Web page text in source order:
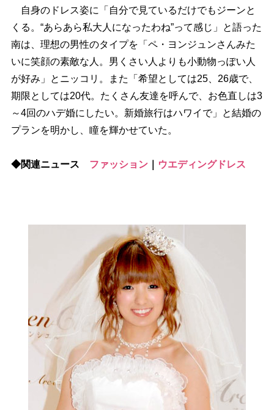
自身のドレス姿に「自分で見ているだけでもジーンと
くる。“あらあら私大人になったわね”って感じ」と語った
南は、理想の男性のタイプを「ペ・ヨンジュンさんみた
いに笑顔の素敵な人。男くさい人よりも小動物っぽい人
が好み」とニッコリ。また「希望としては25、26歳で、
期限としては20代。たくさん友達を呼んで、お色直しは3
～4回のハデ婚にしたい。新婚旅行はハワイで」と結婚の
プランを明かし、瞳を輝かせていた。
◆関連ニュース ファッション｜ ウエディングドレス